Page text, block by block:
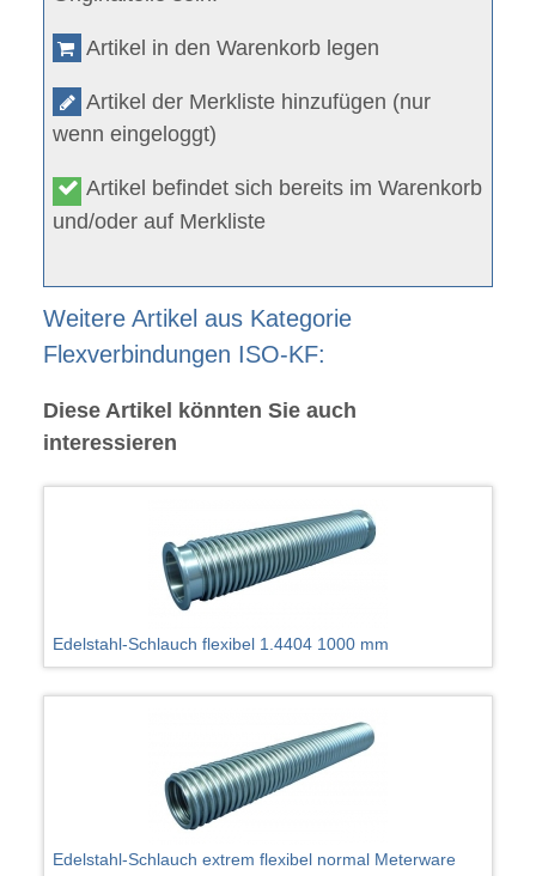
Artikel in den Warenkorb legen
Artikel der Merkliste hinzufügen (nur
wenn eingeloggt)
Artikel befindet sich bereits im Warenkorb
und/oder auf Merkliste
Weitere Artikel aus Kategorie
Flexverbindungen ISO-KF:
Diese Artikel könnten Sie auch
interessieren
Edelstahl-Schlauch flexibel 1.4404 1000 mm
Edelstahl-Schlauch extrem flexibel normal Meterware